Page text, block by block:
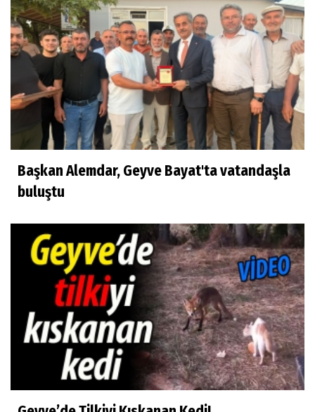
Başkan Alemdar, Geyve Bayat'ta vatandaşla
buluştu